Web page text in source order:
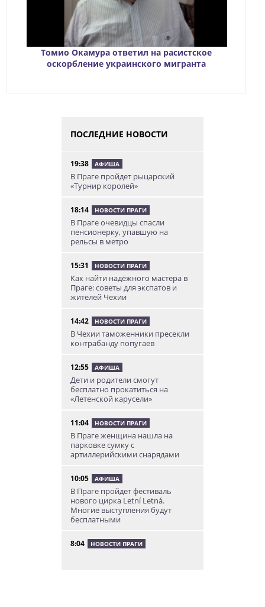
Томио Окамура ответил на расистское
оскорбление украинского мигранта
ПОСЛЕДНИЕ НОВОСТИ
19:38 АФИША
В Праге пройдет рыцарский
«Турнир королей»
18:14 НОВОСТИ ПРАГИ
В Праге очевидцы спасли
пенсионерку, упавшую на
рельсы в метро
15:31 НОВОСТИ ПРАГИ
Как найти надёжного мастера в
Праге: советы для экспатов и
жителей Чехии
14:42 НОВОСТИ ПРАГИ
В Чехии таможенники пресекли
контрабанду попугаев
12:55 АФИША
Дети и родители смогут
бесплатно прокатиться на
«Летенской карусели»
11:04 НОВОСТИ ПРАГИ
В Праге женщина нашла на
парковке сумку с
артиллерийскими снарядами
10:05 АФИША
В Праге пройдет фестиваль
нового цирка Letní Letná.
Многие выступления будут
бесплатными
8:04 НОВОСТИ ПРАГИ